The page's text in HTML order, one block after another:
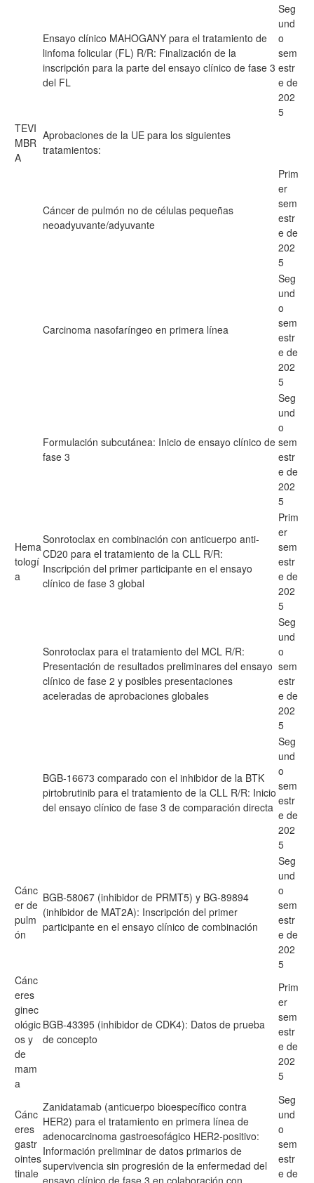
Ensayo clínico MAHOGANY para el tratamiento de
linfoma folicular (FL) R/R: Finalización de la
inscripción para la parte del ensayo clínico de fase 3
del FL
Seg
und
o
sem
estr
e de
202
5
TEVI
MBR
A
Aprobaciones de la UE para los siguientes
tratamientos:
Cáncer de pulmón no de células pequeñas
neoadyuvante/adyuvante
Prim
er
sem
estr
e de
202
5
Carcinoma nasofaríngeo en primera línea
Seg
und
o
sem
estr
e de
202
5
Formulación subcutánea: Inicio de ensayo clínico de
fase 3
Seg
und
o
sem
estr
e de
202
5
Hema
tologí
a
Sonrotoclax en combinación con anticuerpo anti-
CD20 para el tratamiento de la CLL R/R:
Inscripción del primer participante en el ensayo
clínico de fase 3 global
Prim
er
sem
estr
e de
202
5
Sonrotoclax para el tratamiento del MCL R/R:
Presentación de resultados preliminares del ensayo
clínico de fase 2 y posibles presentaciones
aceleradas de aprobaciones globales
Seg
und
o
sem
estr
e de
202
5
BGB-16673 comparado con el inhibidor de la BTK
pirtobrutinib para el tratamiento de la CLL R/R: Inicio
del ensayo clínico de fase 3 de comparación directa
Seg
und
o
sem
estr
e de
202
5
Cánc
er de
pulm
ón
BGB-58067 (inhibidor de PRMT5) y BG-89894
(inhibidor de MAT2A): Inscripción del primer
participante en el ensayo clínico de combinación
Seg
und
o
sem
estr
e de
202
5
Cánc
eres
ginec
ológic
os y
de
mam
a
BGB-43395 (inhibidor de CDK4): Datos de prueba
de concepto
Prim
er
sem
estr
e de
202
5
Cánc
eres
gastr
ointes
tinale
Zanidatamab (anticuerpo bioespecífico contra
HER2) para el tratamiento en primera línea de
adenocarcinoma gastroesofágico HER2-positivo:
Información preliminar de datos primarios de
supervivencia sin progresión de la enfermedad del
ensayo clínico de fase 3 en colaboración con
Seg
und
o
sem
estr
e de